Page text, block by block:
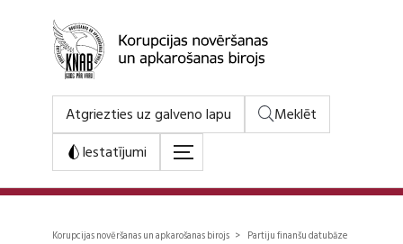
Atgriezties uz galveno lapu
Meklēt
Iestatījumi
Korupcijas novēršanas un apkarošanas birojs > Partiju finanšu datubāze